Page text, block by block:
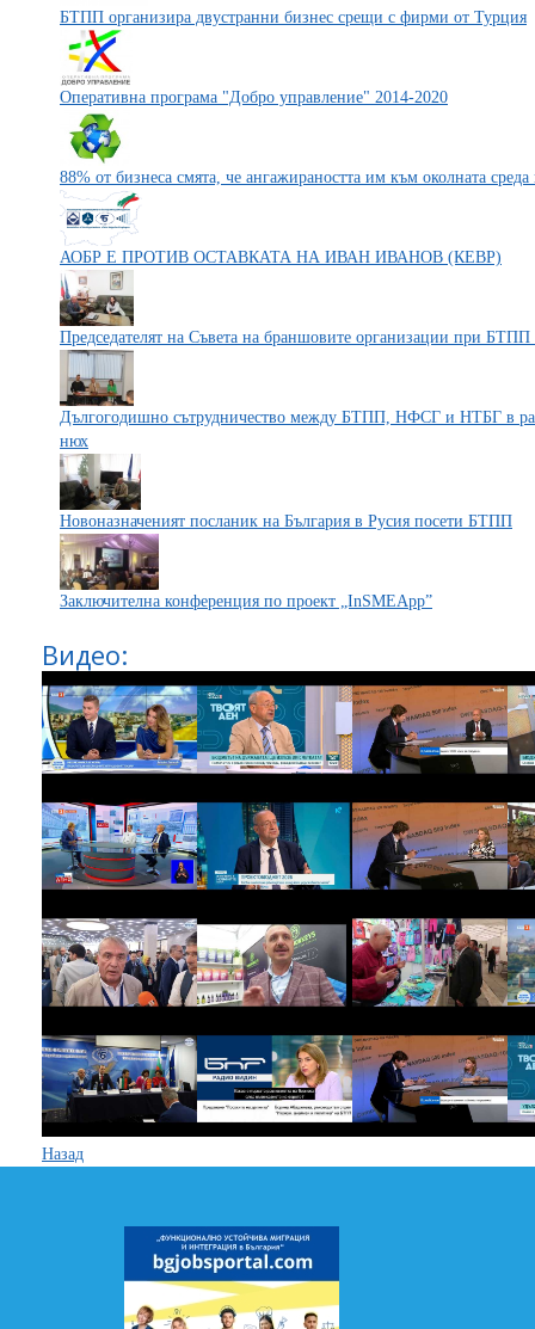
БТПП организира двустранни бизнес срещи с фирми от Турция
Оперативна програма "Добро управление" 2014-2020
88% от бизнеса смята, че ангажираността им към околната
АОБР Е ПРОТИВ ОСТАВКАТА НА ИВАН ИВАНОВ (КЕВР)
Председателят на Съвета на браншовите организации при БТПП
Дългогодишно сътрудничество между БТПП, НФСГ и НТБГ в
нюх
Новоназначеният посланик на България в Русия посети БТПП
Заключителна конференция по проект „InSMEApp”
Видео:
Назад